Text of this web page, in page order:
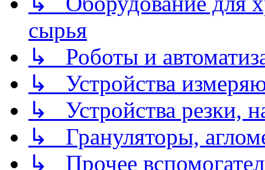
сырья
↳ Роботы и
↳ Устройства
↳ Устройства резки,
↳ Грануляторы,
↳ Прочее